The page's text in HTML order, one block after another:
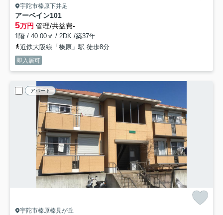
宇陀市榛原下井足
アーベイン101
5万円 管理/共益費-
1階 / 40.00㎡ / 2DK /築37年
近鉄大阪線「榛原」駅 徒歩8分
即入居可
アパート
宇陀市榛原榛見が丘